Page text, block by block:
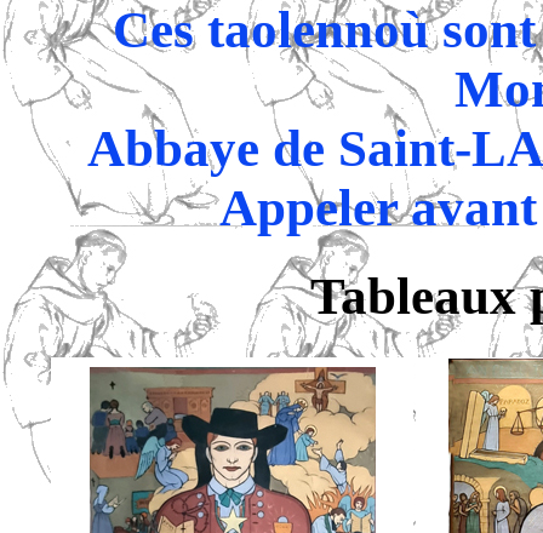
Ces taolennoù
Abbaye de Saint-
Appeler
Tableaux